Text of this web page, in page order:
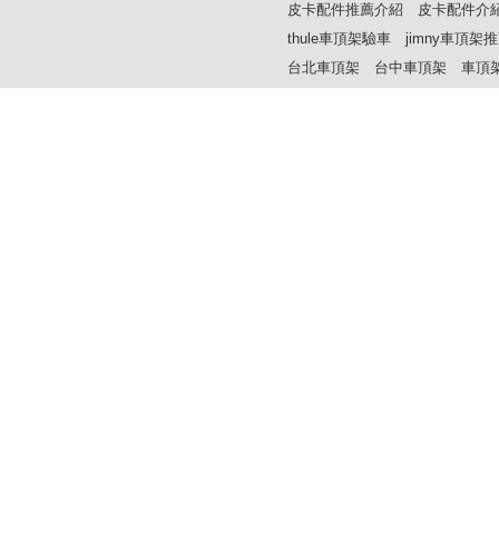
皮卡配件推薦介紹
皮卡配件介
thule車頂架驗車
jimny車頂架
台北車頂架
台中車頂架 車頂